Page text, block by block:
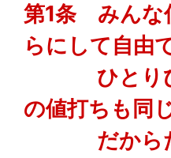
第1条 みんな
らにして自由
ひとりひと
の値打ちも同
だからたが